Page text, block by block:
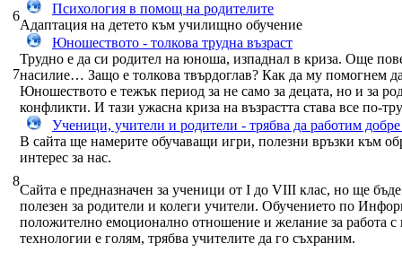
6
Психология в помощ на родителите
Адаптация на детето към училищно обучение
7
Юношеството - толкова трудна възраст
Трудно е да си родител на юноша, изпаднал в криза. Още
насилие… Защо е толкова твърдоглав? Как да му помогнем
Юношеството е тежък период за не само за децата, но и за
конфликти. И тази ужасна криза на възрастта става все по-
8
Ученици, учители и родители - трябва да работим добре
В сайта ще намерите обучаващи игри, полезни връзки към
интерес за нас.
Сайта е предназначен за ученици от I до VIII клас, но ще
полезен за родители и колеги учители. Обучението по
положително емоционално отношение и желание за работа
технологии е голям, трябва учителите да го съхраним.